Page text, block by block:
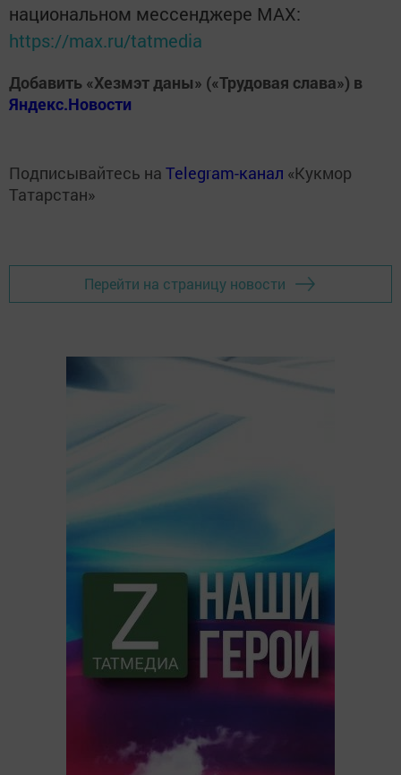
национальном мессенджере MАХ:
https://max.ru/tatmedia
Добавить «Хезмэт даны» («Трудовая слава») в
Яндекс.Новости
Подписывайтесь на Telegram-канал «Кукмор
Татарстан»
Перейти на страницу новости